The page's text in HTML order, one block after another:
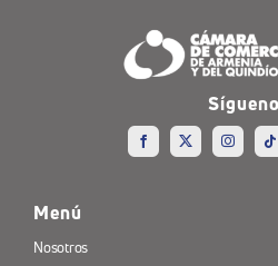
Menú
Nosotros